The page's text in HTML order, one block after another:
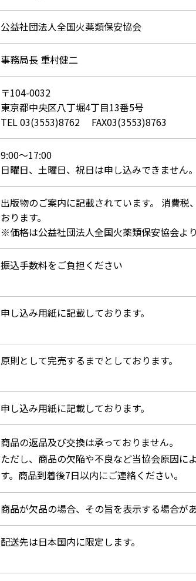
公益社団法人全国火薬類保安協会
事務局長 重村健二
〒104-0032
東京都中央区八丁堀4丁目13番5号
TEL 03(3553)8762 FAX03(3553)8763
9:00～17:00
日曜日、土曜日、祝日は申し込みできません。
出版物のご案内に記載されています。 消費
おります。
※価格は公益社団法人全国火薬類保安協会よ
振込手数料をご負担ください
申し込み用紙に記載しております。
原則として完売するまでとしております。
申し込み用紙に記載しております。
商品の返品及び交換は承っておりません。
ただし、商品の欠陥や不良など当協会原因に
す。商品到着後7日以内にご連絡ください。
商品が欠品の場合、その旨を表示する場合があ
配送先は日本国内に限定します。